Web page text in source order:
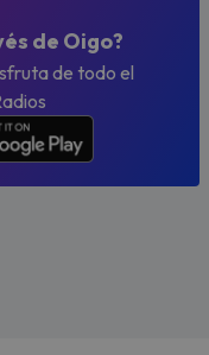
de Oigo?
de todo el